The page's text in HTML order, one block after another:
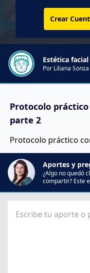
Crear
Estética
Por Liliana Sonza
Protocolo
parte 2
Protocolo práctico
Aportes y
¿Algo no quedó
compartir? Este